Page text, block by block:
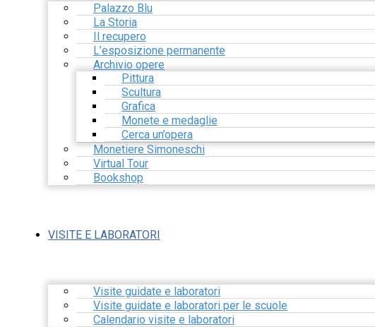
Palazzo Blu
La Storia
Il recupero
L’esposizione permanente
Archivio opere
Pittura
Scultura
Grafica
Monete e medaglie
Cerca un’opera
Monetiere Simoneschi
Virtual Tour
Bookshop
VISITE E LABORATORI
Visite guidate e laboratori
Visite guidate e laboratori per le scuole
Calendario visite e laboratori